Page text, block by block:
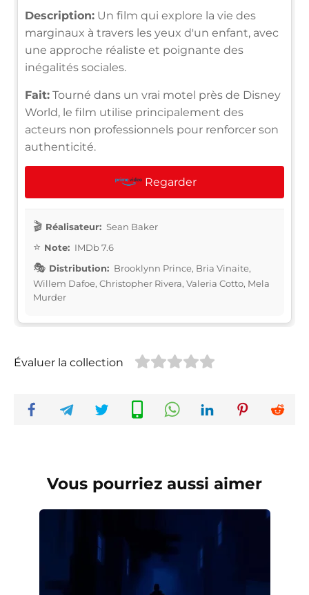
Description: Un film qui explore la vie des
marginaux à travers les yeux d'un enfant, avec
une approche réaliste et poignante des
inégalités sociales.
Fait: Tourné dans un vrai motel près de Disney
World, le film utilise principalement des
acteurs non professionnels pour renforcer son
authenticité.
Regarder
Réalisateur: Sean Baker
Note: IMDb 7.6
Distribution: Brooklynn Prince, Bria Vinaite,
Willem Dafoe, Christopher Rivera, Valeria Cotto, Mela
Murder
Évaluer la collection
Vous pourriez aussi aimer